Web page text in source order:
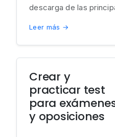
descarga de las
Leer más →
Crear y
practicar test
para
y oposiciones